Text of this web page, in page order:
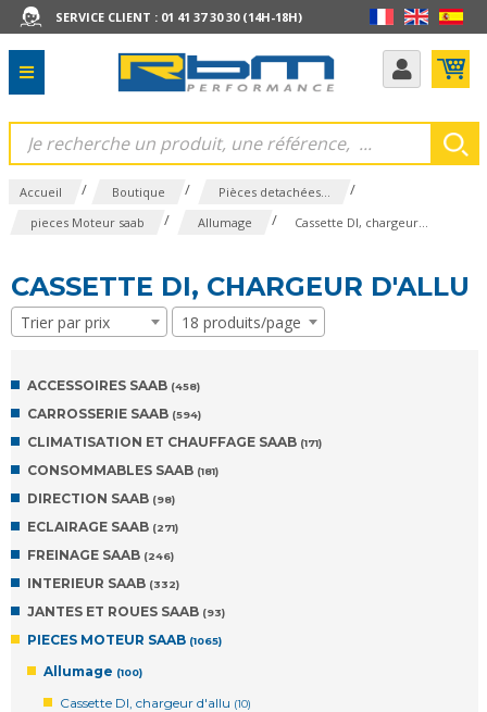
SERVICE CLIENT : 01 41 37 30 30 (14H-18H)
Accueil / Boutique / Pièces detachées... /
pieces Moteur saab / Allumage / Cassette DI, chargeur...
CASSETTE DI, CHARGEUR D'ALLU
Trier par prix 18 produits/page
ACCESSOIRES SAAB (458)
CARROSSERIE SAAB (594)
CLIMATISATION ET CHAUFFAGE SAAB (171)
CONSOMMABLES SAAB (181)
DIRECTION SAAB (98)
ECLAIRAGE SAAB (271)
FREINAGE SAAB (246)
INTERIEUR SAAB (332)
JANTES ET ROUES SAAB (93)
PIECES MOTEUR SAAB (1065)
Allumage (100)
Cassette DI, chargeur d'allu (10)